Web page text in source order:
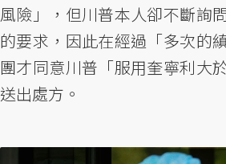
風險」，但川普本人卻不斷詢
的要求，因此在經過「多次的
團才同意川普「服用奎寧利大
送出處方。